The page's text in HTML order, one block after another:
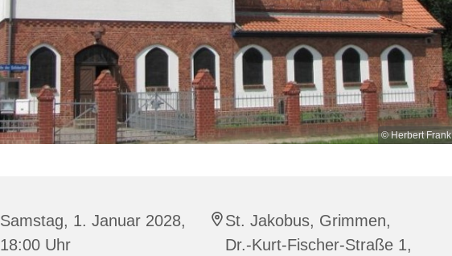
© Herbert Frank
Samstag, 1. Januar 2028,
18:00 Uhr
St. Jakobus, Grimmen,
Dr.-Kurt-Fischer-Straße 1,